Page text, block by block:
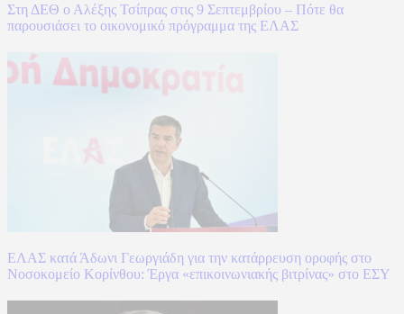
Στη ΔΕΘ ο Αλέξης Τσίπρας στις 9 Σεπτεμβρίου – Πότε θα
παρουσιάσει το οικονομικό πρόγραμμα της ΕΛΑΣ
ΕΛΑΣ κατά Άδωνι Γεωργιάδη για την κατάρρευση οροφής στο
Νοσοκομείο Κορίνθου: Έργα «επικοινωνιακής βιτρίνας» στο ΕΣΥ